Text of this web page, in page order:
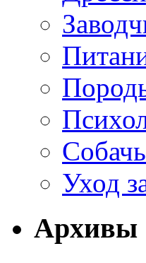
Уход
Архивы